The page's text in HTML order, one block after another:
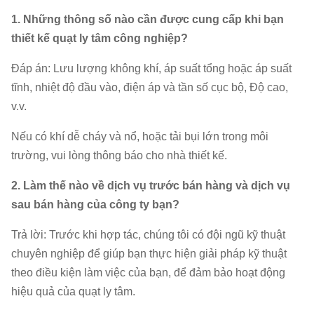
1. Những thông số nào cần được cung cấp khi bạn
thiết kế quạt ly tâm công nghiệp?
Đáp án: Lưu lượng không khí, áp suất tổng hoặc áp suất
tĩnh, nhiệt độ đầu vào, điện áp và tần số cục bộ, Độ cao,
v.v.
Nếu có khí dễ cháy và nổ, hoặc tải bụi lớn trong môi
trường, vui lòng thông báo cho nhà thiết kế.
2. Làm thế nào về dịch vụ trước bán hàng và dịch vụ
sau bán hàng của công ty bạn?
Trả lời: Trước khi hợp tác, chúng tôi có đội ngũ kỹ thuật
chuyên nghiệp để giúp bạn thực hiện giải pháp kỹ thuật
theo điều kiện làm việc của bạn, để đảm bảo hoạt động
hiệu quả của quạt ly tâm.